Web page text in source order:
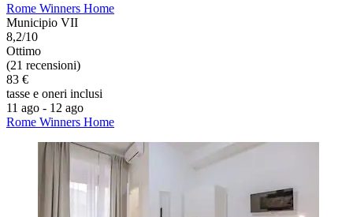
Rome Winners Home
Municipio VII
8,2/10
Ottimo
(21 recensioni)
83 €
tasse e oneri inclusi
11 ago - 12 ago
Rome Winners Home